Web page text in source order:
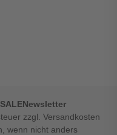
SALENewsletter
zzgl. Versandkosten
wenn nicht anders